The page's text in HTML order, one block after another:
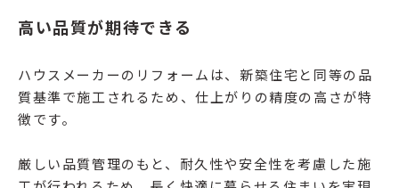
高い品質が期待できる
ハウスメーカーのリフォームは、新築住宅と同等の品
質基準で施工されるため、仕上がりの精度の高さが特
徴です。
厳しい品質管理のもと、耐久性や安全性を考慮した施